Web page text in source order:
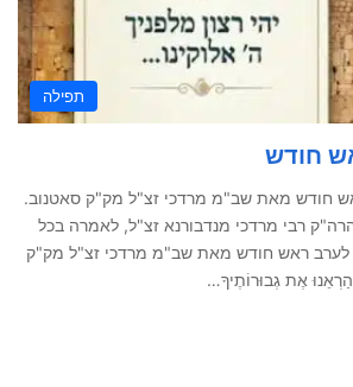
תפילה
חודש
חודש מאת שב"מ מרדכי זצ"ל מק"ק סאטנוב.
רבי מרדכי מנדבורנא זצ"ל, לאמרה בכל
ראש חודש מאת שב"מ מרדכי זצ"ל מק"ק
אֶת גְבוּרוֹתֶיךָ…